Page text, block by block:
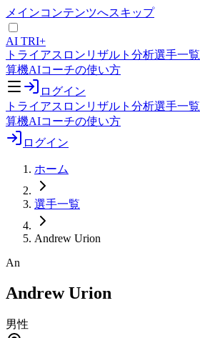
メインコンテンツへスキップ
AI TRI+
トライアスロンリザルト分析選手一覧
算機AIコーチの使い方
ログイン
トライアスロンリザルト分析選手一覧
算機AIコーチの使い方
ログイン
ホーム
選手一覧
Andrew Urion
An
Andrew Urion
男性